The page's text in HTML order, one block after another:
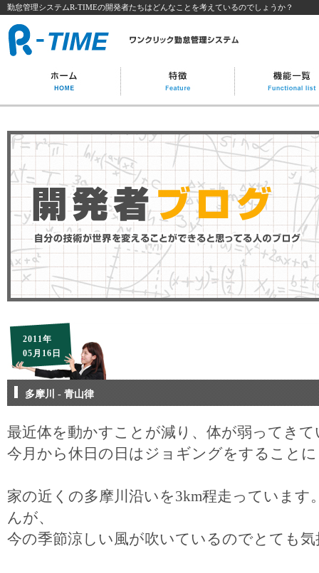
勤怠管理システムR-TIMEの開発者たちはどんなことを考えているのでしょうか？
2011年
05月16日
多摩川 - 青山律
最近体を動かすことが減り、体が弱ってき
今月から休日の日はジョギングをすること
家の近くの多摩川沿いを3km程走っていま
んが、
今の季節涼しい風が吹いているのでとても